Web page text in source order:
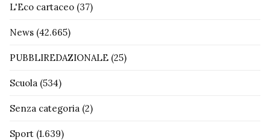
L'Eco cartaceo (37)
News (42.665)
PUBBLIREDAZIONALE (25)
Scuola (534)
Senza categoria (2)
Sport (1.639)